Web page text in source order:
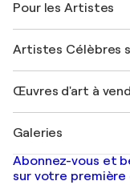
Offrir une carte
Rejoignez notre
Mon compte
+33 1 76 44 06 42
FAQ
Magazine Singulart
Emplois
Découvrez une
Pour les Artistes
Se connecter en
Artistes Célèbres
Marc Chagall
Banksy
Mr. Brainwash
Shepard Fairey
Œuvres d'art à
Tableaux abstraits à
Peintures de
Estampes
Galeries
Galeries d'art en
Galeries d'art en
Abonnez-vous et
sur votre première